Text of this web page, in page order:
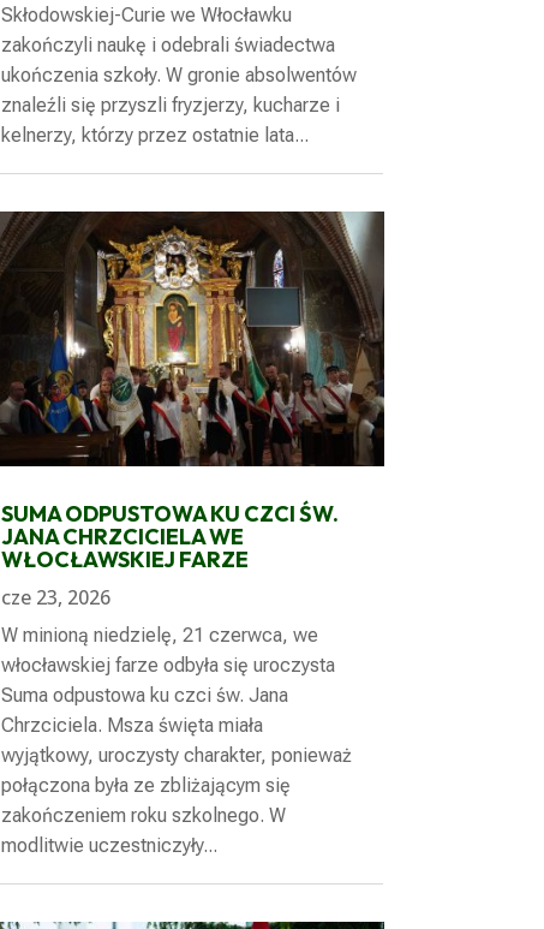
Skłodowskiej-Curie we Włocławku
zakończyli naukę i odebrali świadectwa
ukończenia szkoły. W gronie absolwentów
znaleźli się przyszli fryzjerzy, kucharze i
kelnerzy, którzy przez ostatnie lata...
SUMA ODPUSTOWA KU CZCI ŚW.
JANA CHRZCICIELA WE
WŁOCŁAWSKIEJ FARZE
cze 23, 2026
W minioną niedzielę, 21 czerwca, we
włocławskiej farze odbyła się uroczysta
Suma odpustowa ku czci św. Jana
Chrzciciela. Msza święta miała
wyjątkowy, uroczysty charakter, ponieważ
połączona była ze zbliżającym się
zakończeniem roku szkolnego. W
modlitwie uczestniczyły...